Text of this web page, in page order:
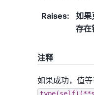
Raises: 如果
存在
注释
如果成功，值